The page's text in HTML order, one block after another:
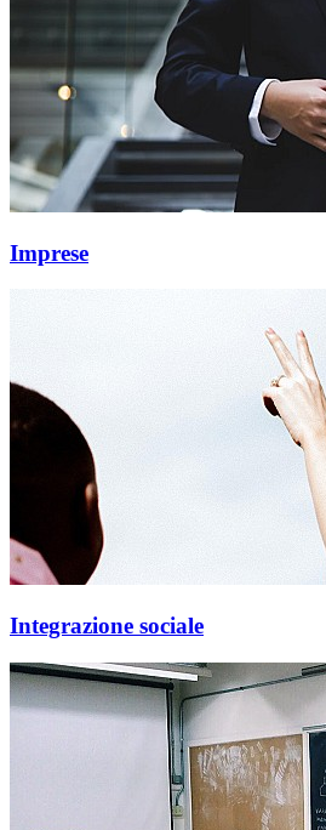
Imprese
Integrazione sociale